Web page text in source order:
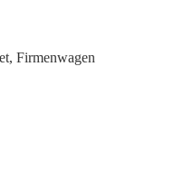
Firmenwagen